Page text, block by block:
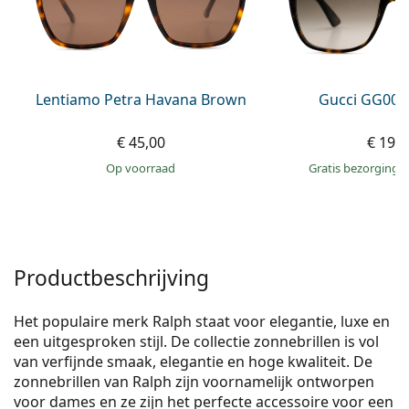
Alle merken
Persol
Alle lenzenvloeistoffen
Online
Lentiamo Petra Havana Brown
€ 45,00
op voorraad
Gucci
€
Gratis bezorging
Productbeschrijving
Het populaire merk Ralph staat voor elegantie, luxe en
een uitgesproken stijl. De collectie zonnebrillen is vol
van verfijnde smaak, elegantie en hoge kwaliteit. De
zonnebrillen van Ralph zijn voornamelijk ontworpen
voor dames en ze zijn het perfecte accessoire voor een